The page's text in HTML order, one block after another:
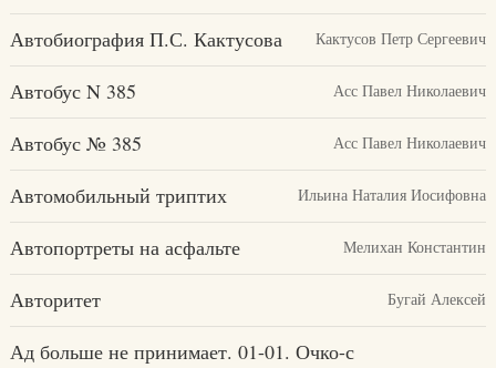
Автобиография П.С. Кактусова Кактусов Петр Сергеевич
Автобус N 385 Асс Павел Николаевич
Автобус № 385 Асс Павел Николаевич
Автомобильный триптих Ильина Наталия Иосифовна
Автопортреты на асфальте Мелихан Константин
Авторитет Бугай Алексей
Ад больше не принимает. 01-01. Очко-с